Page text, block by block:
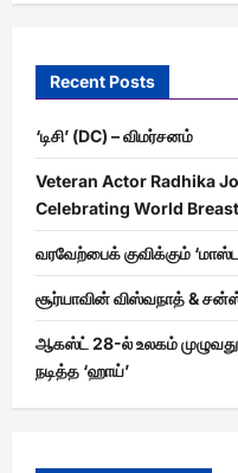
Recent Posts
‘டிசி’ (DC) – விமர்சனம்
Veteran Actor Radhika
Celebrating World
வரவேற்பைக் குவிக்கும்
சூர்யாவின் விஸ்வநாத் &
ஆகஸ்ட் 28-ல் உலகம்
நடித்த ‘ஹாய்’